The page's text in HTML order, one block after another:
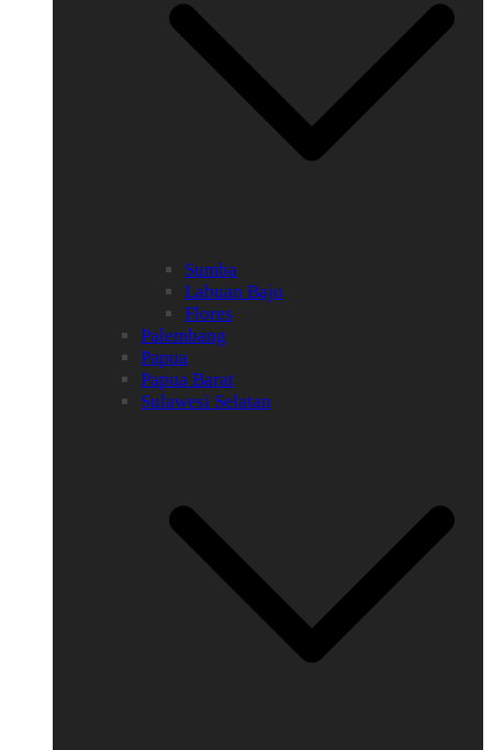
Sumba
Labuan Bajo
Flores
Palembang
Papua
Papua Barat
Sulawesi Selatan